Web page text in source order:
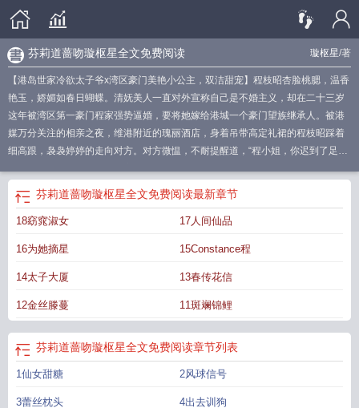
璇枢星/著
芬莉道蔷吻璇枢星全文免费阅读
【港岛世家冷欲太子爷x湾区豪门美艳小公主，双洁甜宠】程枝昭杏脸桃腮，温香
艳玉，娇媚如春日蝴蝶。清妩美人一直对外宣称自己是不婚主义，却在二十三岁
这年被湾区第一豪门程家强势逼婚，要将她嫁给港城一个豪门望族继承人。被港
媒万分关注的相亲之夜，维港附近的瑰丽酒店，身着吊带高定礼裙的程枝昭踩着
细高跟，袅袅婷婷的走向对方。对方微愠，不耐提醒道，“程小姐，你迟到了足足
况。”雪白天鹅颈上招摇的印着小草莓的程枝昭牵动红唇，嗓音甜软。坐下后半个
小时不到，程枝昭的手机不停鸣响。“抱歉，我要先走一步。”*在现场蹲守的港媒
即刻幸灾乐祸，播报程枝昭赴港相亲失败，她这样骄矜的大小姐这世间根本没有
车窗，身着精良英式西装的男人扣住程枝昭的雪白脚踝，将她抱到他的长腿上，
薄唇压下，再吮她在来的路上就被他吻热的耳廓。“枝枝，你跟他相亲，我怎么
的三地车牌照被扒。原来那晚敢抱住美人在怀的公子哥是港岛裴家的裴司峤，那
年，芬梨道上，他第一次见如春日蝴蝶，明媚翻舞于这世间的少女，就注定了此
生只为她犯错。【入坑提示】：-冷欲纵宠x妩媚明艳，男暗恋蓄谋已久，追妻追
到月球上也要使劲宠的巨甜爽文，琉璃世家系列之十一，港风浮夸豪门甜宠文，
连载《琉色圆舞》相关故事。-同是老钱顶级豪门出身的大少爷x大小姐一路偷感
芬莉道蔷吻璇枢星全文免费阅读最新章节
18窈窕淑女 17人间仙品
16为她摘星 15Constance程
14太子大厦 13春传花信
12金丝滕蔓 11斑斓锦鲤
芬莉道蔷吻璇枢星全文免费阅读章节列表
1仙女甜糖 2风球信号
3蕾丝枕头 4出去训狗